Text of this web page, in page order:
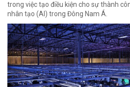
trong việc tạo điều kiện cho sự thành
nhân tạo (AI) trong Đông Nam Á.